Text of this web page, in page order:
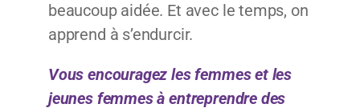
beaucoup aidée. Et avec le temps, on
apprend à s’endurcir.
Vous encouragez les femmes et les
jeunes femmes à entreprendre des